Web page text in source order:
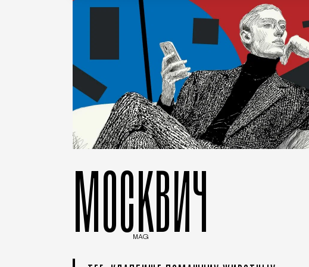
МОСКВИЧ
MAG